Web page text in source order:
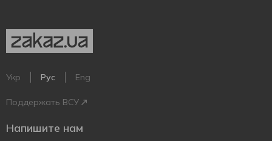
Укр Рус Eng
Поддержать ВСУ
Напишите нам